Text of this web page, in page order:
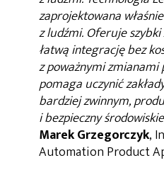
zaprojektowana
z ludźmi. Oferuje
łatwą integrację bez
z poważnymi zmianami
pomaga uczynić
bardziej zwinnym,
i bezpieczny
Marek Grzegorczyk,
Automation Product